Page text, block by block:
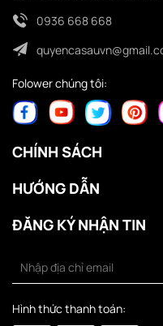
0936 668 668
Folower chúng tôi:
CHÍNH SÁCH
HƯỚNG DẪN
ĐĂNG KÝ NHẬN TIN
Hình thức thanh toán: